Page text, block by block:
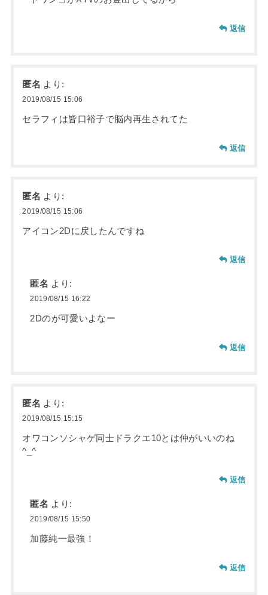
返信
匿名 より:
2019/08/15 15:06
セラフィは皆口裕子で脳内再生されてた
返信
匿名 より:
2019/08/15 15:06
アイコン2Dに戻したんですね
返信
匿名 より:
2019/08/15 16:22
2Dのが可愛いよなー
返信
匿名 より:
2019/08/15 15:15
オワコンソシャゲ同士ドラクエ10とは仲がいいのね
^_^
返信
匿名 より:
2019/08/15 15:50
加藤純一最強！
返信